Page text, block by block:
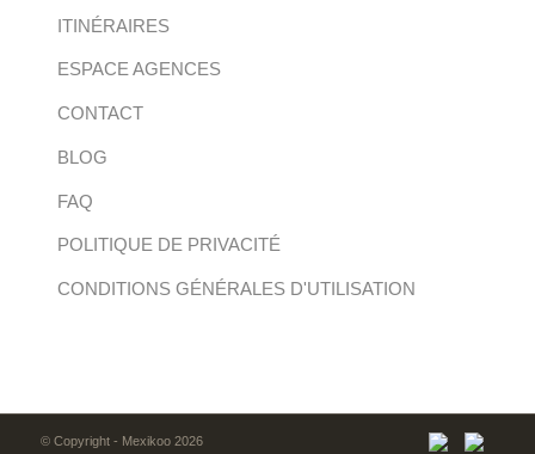
ITINÉRAIRES
ESPACE AGENCES
CONTACT
BLOG
FAQ
POLITIQUE DE PRIVACITÉ
CONDITIONS GÉNÉRALES D'UTILISATION
© Copyright - Mexikoo 2026